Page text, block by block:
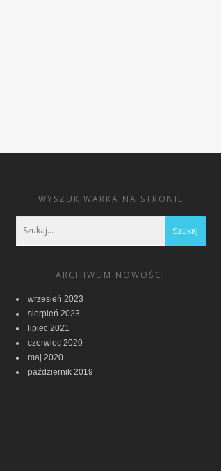
WYSZUKIWARKA NA STRONIE
ARCHIWUM NOWOŚCI
wrzesień 2023
sierpień 2023
lipiec 2021
czerwiec 2020
maj 2020
październik 2019